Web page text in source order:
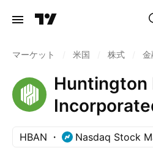
マーケット 米国 株式 金
Huntington
HBAN Nasdaq Stock